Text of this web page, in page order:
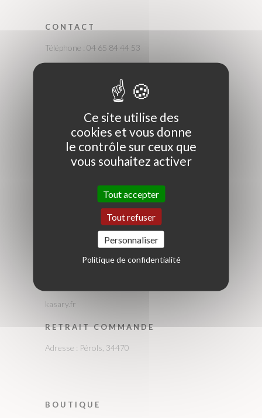
CONTACT
Téléphone : 04 65 84 44 53
contact@kasary.fr
commandes@kasary.fr
professionnels@kasary.fr
kasary.fr
RETRAIT COMMANDE
Adresse : Pérols, 34470
BOUTIQUE
Ce site utilise des
cookies et vous donne
le contrôle sur ceux que
vous souhaitez activer
Tout accepter
Tout refuser
Personnaliser
Politique de confidentialité